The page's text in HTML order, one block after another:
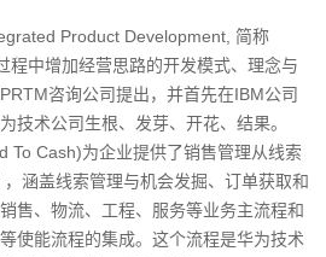
Product Development, 简称
程中增加经营思路的开发模式、理念与
咨询公司提出，并首先在IBM公司
技术公司生根、发芽、开花、结果。
To Cash)为企业提供了销售管理从线索
涵盖线索管理与机会发掘、订单获取和
售、物流、工程、服务等业务主流程和
使能流程的集成。 这个流程是华为技术